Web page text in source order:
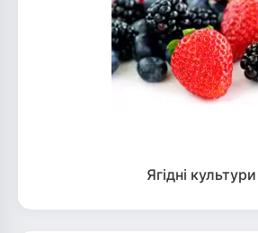
Ягідні культури